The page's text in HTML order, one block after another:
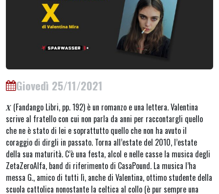
Giovedì 25/11/2021
𝑿 (Fandango Libri, pp. 192) è un romanzo e una lettera. Valentina
scrive al fratello con cui non parla da anni per raccontargli quello
che ne è stato di lei e soprattutto quello che non ha avuto il
coraggio di dirgli in passato. Torna all’estate del 2010, l’estate
della sua maturità. C’è una festa, alcol e nelle casse la musica degli
ZetaZeroAlfa, band di riferimento di CasaPound. La musica l’ha
messa G., amico di tutti lì, anche di Valentina, ottimo studente della
scuola cattolica nonostante la celtica al collo (è pur sempre una